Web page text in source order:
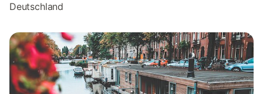
Deutschland